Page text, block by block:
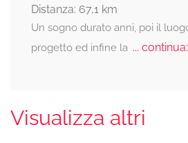
Distanza: 67,1 km
Un sogno durato anni, poi il
progetto ed infine la...
Visualizza altri